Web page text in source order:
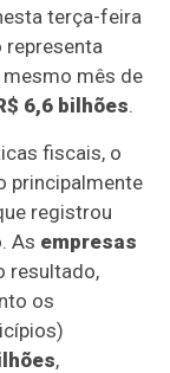
terça-feira
representa
mês de
6,6 bilhões.
fiscais, o
principalmente
registrou
As empresas
resultado,
os
,